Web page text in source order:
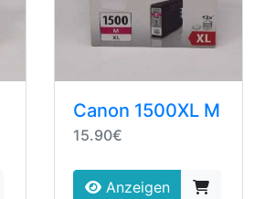
Canon 1500XL M
15.90€
Anzeigen